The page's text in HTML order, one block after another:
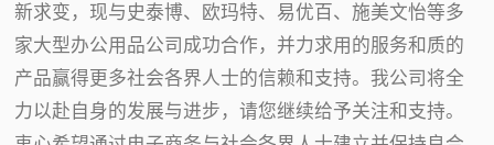
新求变，现与史泰博、欧玛特、易优百、施美文怡等多
家大型办公用品公司成功合作，并力求用的服务和质的
产品赢得更多社会各界人士的信赖和支持。我公司将全
力以赴自身的发展与进步，请您继续给予关注和支持。